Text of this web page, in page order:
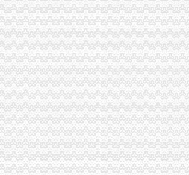
资本20亿的0元注册公司企业集团搭建投融资平台
行政、文明执法、树立形象”免费注册公司专项教育培训工
邀请重庆高校专家教授共同研讨电子商务监管工作
护、联、扶”免费注册公司五字营造优良发展环境造服务型
批冒“长安铃木”的重庆一元注册公司后视镜总成
副巡视员高印平到高新区局检查指导工作
路工商所三举措大力培养农村经纪人队伍
第二期卓越女领导力提升高级研修班培训呈三大点
展奶制品专项整成效明显
厢一所四项制度加校园周边食品安全监管
到江津检查奶制品监管工作
部门将从严整食品等与群众健康安全相关产品广告
动个协向灾区捐款34.5万元